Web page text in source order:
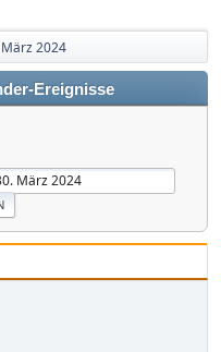
März 2024
Ereignisse